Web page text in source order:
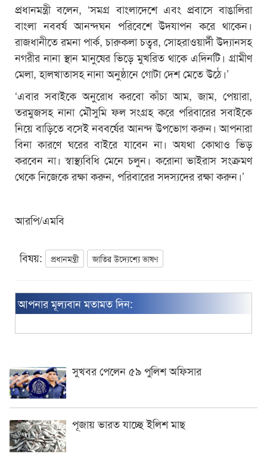
প্রধানমন্ত্রী বলেন, ‘সমগ্র বাংলাদেশে এবং প্রবাসে বাঙালিরা
বাংলা নববর্ষ আনন্দঘন পরিবেশে উদযাপন করে থাকেন।
রাজধানীতে রমনা পার্ক, চারুকলা চত্বর, সোহরাওয়ার্দী উদ্যানসহ
নগরীর নানা স্থান মানুষের ভিড়ে মুখরিত থাকে এদিনটি। গ্রামীণ
মেলা, হালখাতাসহ নানা অনুষ্ঠানে গোটা দেশ মেতে উঠে।’
‘এবার সবাইকে অনুরোধ করবো কাঁচা আম, জাম, পেয়ারা,
তরমুজসহ নানা মৌসুমি ফল সংগ্রহ করে পরিবারের সবাইকে
নিয়ে বাড়িতে বসেই নববর্ষের আনন্দ উপভোগ করুন। আপনারা
বিনা কারণে ঘরের বাইরে যাবেন না। অযথা কোথাও ভিড়
করবেন না। স্বাস্থ্যবিধি মেনে চলুন। করোনা ভাইরাস সংক্রমণ
থেকে নিজেকে রক্ষা করুন, পরিবারের সদস্যদের রক্ষা করুন।’
আরপি/এমবি
বিষয়: প্রধানমন্ত্রী জাতির উদ্যেশ্যে ভাষণ
আপনার মূল্যবান মতামত দিন:
সুখবর পেলেন ৫৯ পুলিশ অফিসার
পূজায় ভারত যাচ্ছে ইলিশ মাছ